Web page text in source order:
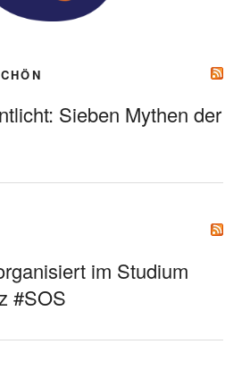
Sieben Mythen der
im Studium
#SOS